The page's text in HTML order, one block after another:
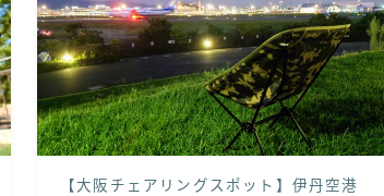
【大阪チェアリングスポット】伊丹空港